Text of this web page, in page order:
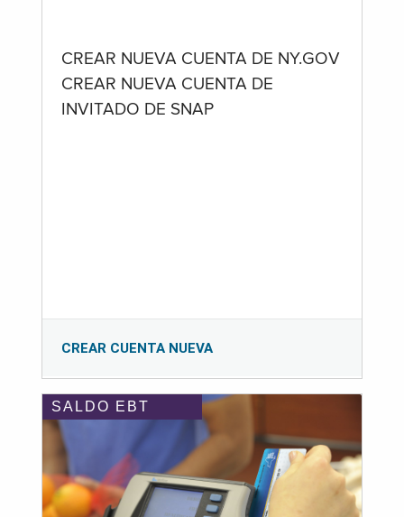
CREAR NUEVA CUENTA DE NY.GOV
CREAR NUEVA CUENTA DE
INVITADO DE SNAP
CREAR CUENTA NUEVA
SALDO EBT